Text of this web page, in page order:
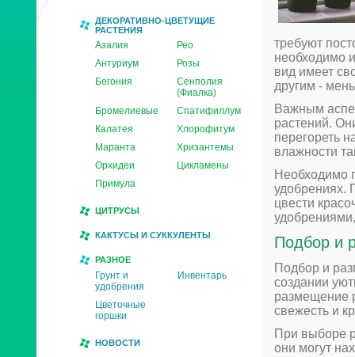
ДЕКОРАТИВНО-ЦВЕТУЩИЕ
РАСТЕНИЯ
Азалия
Рео
Антуриум
Розы
Бегония
Сенполия
(Фиалка)
Бромелиевые
Спатифиллум
Калатея
Хлорофитум
Маранта
Хризантемы
Орхидеи
Цикламены
Примула
ЦИТРУСЫ
КАКТУСЫ И СУККУЛЕНТЫ
РАЗНОЕ
Грунт и
удобрения
Инвентарь
Цветочные
горшки
НОВОСТИ
требуют
необходимо
вид имеет
другим -
Важным
растений.
перегореть
влажности
Необходимо
удобрениях.
цвести
Подбор и
Подбор и
создании
размещение
свежесть и
При выборе
они могут